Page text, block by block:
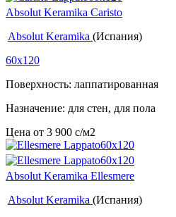
Absolut Keramika Caristo
Absolut Keramika (Испания)
60x120
Поверхность: лаппатированная
Назначение: для стен, для пола
Цена от 3 900 c/м2
Absolut Keramika Ellesmere
Absolut Keramika (Испания)